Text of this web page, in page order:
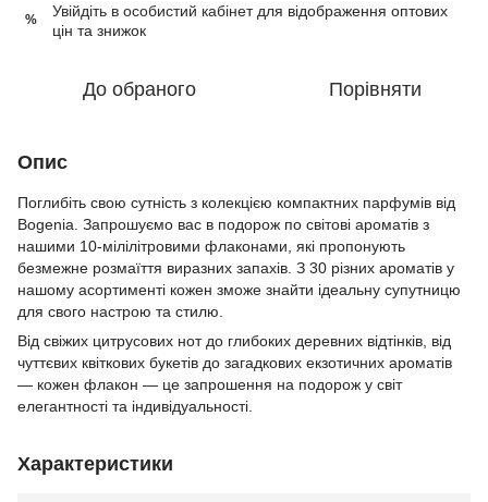
%
Увійдіть в особистий кабінетдля відображення оптових
цін та знижок
До обраного Порівняти
Опис
Поглибіть свою сутність з колекцією компактних парфумів від
Bogenia. Запрошуємо вас в подорож по світові ароматів з
нашими 10-мілілітровими флаконами, які пропонують
безмежне розмаїття виразних запахів. З 30 різних ароматів у
нашому асортименті кожен зможе знайти ідеальну супутницю
для свого настрою та стилю.
Від свіжих цитрусових нот до глибоких деревних відтінків, від
чуттєвих квіткових букетів до загадкових екзотичних ароматів
— кожен флакон — це запрошення на подорож у світ
елегантності та індивідуальності.
Характеристики